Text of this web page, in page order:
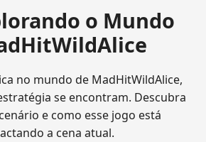
o Mundo
no mundo de MadHitWildAlice,
se encontram. Descubra
e como esse jogo está
a cena atual.